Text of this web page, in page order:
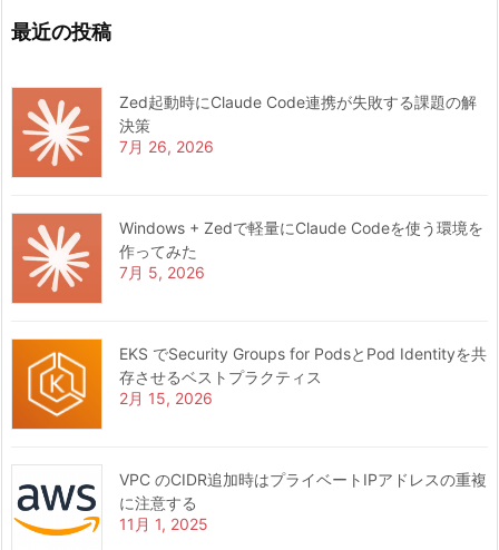
最近の投稿
Zed起動時にClaude Code連携が失敗する課題の解
決策
7月 26, 2026
Windows + Zedで軽量にClaude Codeを使う環境を
作ってみた
7月 5, 2026
EKS でSecurity Groups for PodsとPod Identityを共
存させるベストプラクティス
2月 15, 2026
VPC のCIDR追加時はプライベートIPアドレスの重複
に注意する
11月 1, 2025